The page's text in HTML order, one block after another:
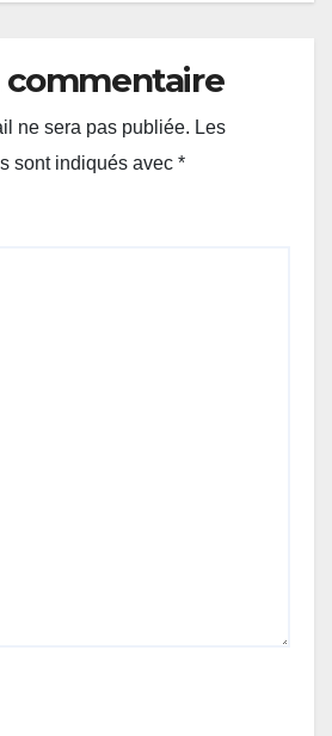
commentaire
ne sera pas publiée. Les
sont indiqués avec *